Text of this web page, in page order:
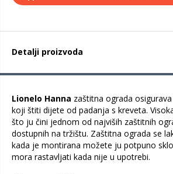
Detalji proizvoda
Lionelo Hanna zaštitna ograda
koji štiti dijete od padanja s kreveta.
što ju čini jednom od najviših zaštitnih
dostupnih na tržištu. Zaštitna ograda se
kada je montirana možete ju potpuno
mora rastavljati kada nije u upotrebi.